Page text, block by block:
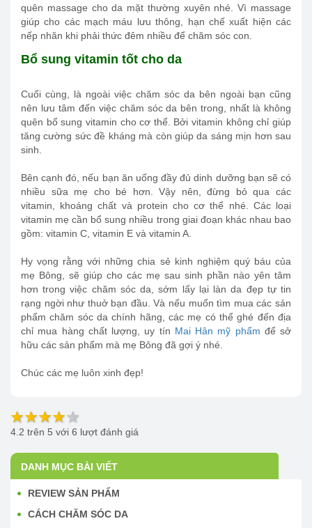
quên massage cho da mặt thường xuyên nhé. Vì massage
giúp cho các mạch máu lưu thông, hạn chế xuất hiện các
nếp nhăn khi phải thức đêm nhiều để chăm sóc con.
Bổ sung vitamin tốt cho da
Cuối cùng, là ngoài việc chăm sóc da bên ngoài bạn cũng
nên lưu tâm đến việc chăm sóc da bên trong, nhất là không
quên bổ sung vitamin cho cơ thể. Bởi vitamin không chỉ giúp
tăng cường sức đề kháng mà còn giúp da sáng mịn hơn sau
sinh.
Bên cạnh đó, nếu bạn ăn uống đầy đủ dinh dưỡng bạn sẽ có
nhiều sữa mẹ cho bé hơn. Vậy nên, đừng bỏ qua các
vitamin, khoáng chất và protein cho cơ thể nhé. Các loại
vitamin mẹ cần bổ sung nhiều trong giai đoạn khác nhau bao
gồm: vitamin C, vitamin E và vitamin A.
Hy vọng rằng với những chia sẻ kinh nghiệm quý báu của
mẹ Bông, sẽ giúp cho các mẹ sau sinh phần nào yên tâm
hơn trong việc chăm sóc da, sớm lấy lại làn da đẹp tự tin
rạng ngời như thuở bạn đầu. Và nếu muốn tìm mua các sản
phẩm chăm sóc da chính hãng, các mẹ có thể ghé đến địa
chỉ mua hàng chất lượng, uy tín Mai Hân mỹ phẩm để sở
hữu các sản phẩm mà mẹ Bông đã gợi ý nhé.
Chúc các mẹ luôn xinh đẹp!
4.2 trên 5 với 6 lượt đánh giá
DANH MỤC BÀI VIẾT
REVIEW SẢN PHẨM
CÁCH CHĂM SÓC DA